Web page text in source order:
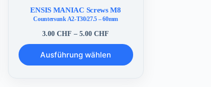
ENSIS MANIAC Screws M8
Countersunk A2-T30/27.5 – 60mm
3.00CHF –5.00CHF
5.00 CHF
Ausführung wählen
Dieses
Produkt
weist